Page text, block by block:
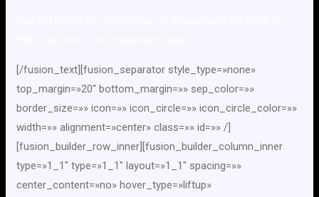
[/fusion_text][fusion_separator style_type=»none»
top_margin=»20″ bottom_margin=»» sep_color=»»
border_size=»» icon=»» icon_circle=»» icon_circle_color=»»
width=»» alignment=»center» class=»» id=»» /]
[fusion_builder_row_inner][fusion_builder_column_inner
type=»1_1″ type=»1_1″ layout=»1_1″ spacing=»»
center_content=»no» hover_type=»liftup»